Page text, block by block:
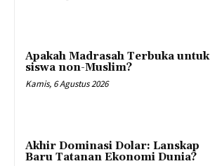
Apakah Madrasah Terbuka untuk
siswa non-Muslim?
Kamis, 6 Agustus 2026
Akhir Dominasi Dolar: Lanskap
Baru Tatanan Ekonomi Dunia?